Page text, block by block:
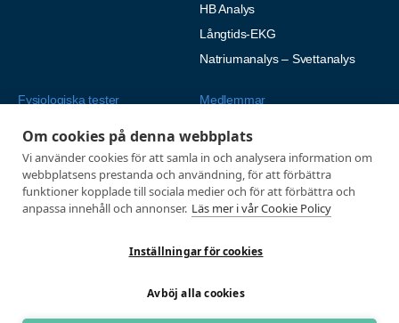
Om cookies på denna webbplats
Vi använder cookies för att samla in och analysera information om
webbplatsens prestanda och användning, för att förbättra
funktioner kopplade till sociala medier och för att förbättra och
anpassa innehåll och annonser. Läs mer i vår Cookie Policy
Inställningar för cookies
Avböj alla cookies
HB Analys
Långtids-EKG
Natriumanalys – Svettanalys
Fysiologiska tester
Alla tester
Tröskeltest cykel
Tröskeltest löpning
Tröskeltest skidor
Medlemmar
Mina sidor
Vanliga frågor
AUTOGIRO
© 2026